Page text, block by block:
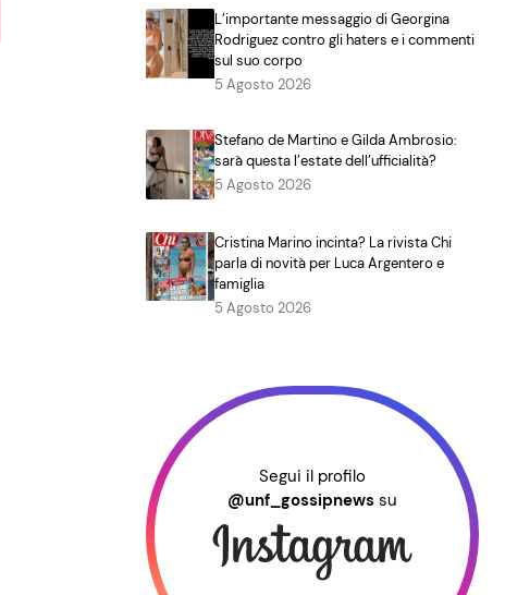
L’importante messaggio di Georgina
Rodriguez contro gli haters e i commenti
sul suo corpo
5 Agosto 2026
Stefano de Martino e Gilda Ambrosio:
sarà questa l’estate dell’ufficialità?
5 Agosto 2026
Cristina Marino incinta? La rivista Chi
parla di novità per Luca Argentero e
famiglia
5 Agosto 2026
Segui il profilo
@unf_gossipnews su